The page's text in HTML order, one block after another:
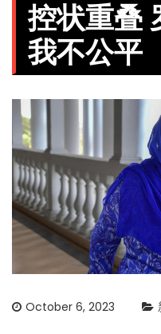
控状重叠
我不公平
October 6, 2023